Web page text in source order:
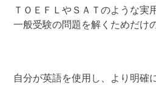
ＴＯＥＦＬやＳＡＴのような実
一般受験の問題を解くためだけ
自分が英語を使用し、より明確